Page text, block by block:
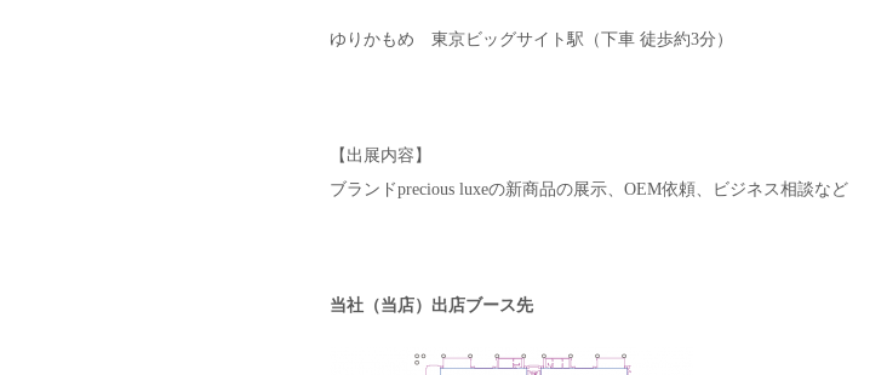
ゆりかもめ 東京ビッグサイト駅（下車 徒歩約3分）
【出展内容】
ブランドprecious luxeの新商品の展示、OEM依頼、ビジネス相談など
当社（当店）出店ブース先